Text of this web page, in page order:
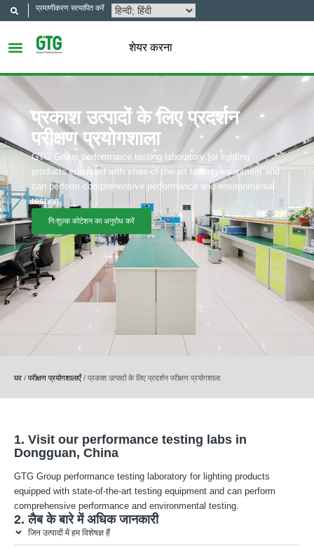
प्रमाणीकरण सत्यापित करें
शेयर करना
प्रकाश उत्पादों के लिए प्रदर्शन
परीक्षण प्रयोगशाला
GTG Group performance testing laboratory for lighting
products equipped with state-of-the-art testing equipment and
can perform comprehensive performance and environmental
testing.
निःशुल्क कोटेशन का अनुरोध करें
घर / परीक्षण प्रयोगशालाएँ/ प्रकाश उत्पादों के लिए प्रदर्शन परीक्षण प्रयोगशाला
1. Visit our performance testing labs in
Dongguan, China
GTG Group performance testing laboratory for lighting products
equipped with state-of-the-art testing equipment and can perform
comprehensive performance and environmental testing.
2. लैब के बारे में अधिक जानकारी
जिन उत्पादों में हम विशेषज्ञ हैं